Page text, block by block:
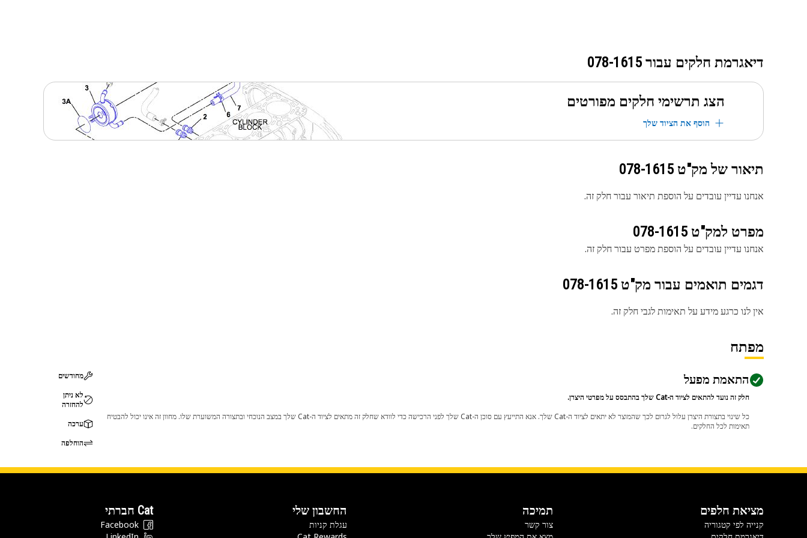
דיאגרמת חלקים עבור 078-1615
הצג תרשימי חלקים מפורטים
הוסף את הציוד שלך
תיאור של מק"ט 078-1615
אנחנו עדיין עובדים על הוספת תיאור עבור חלק זה.
מפרט למק"ט 078-1615
אנחנו עדיין עובדים על הוספת מפרט עבור חלק זה.
דגמים תואמים עבור מק"ט 078-1615
אין לנו כרגע מידע על תאימות לגבי חלק זה.
מפתח
התאמת מפעל
חלק זה נועד להתאים לציוד ה-Cat שלך בהתבסס על מפרטי היצרן.
כל שינוי בתצורת היצרן עלול לגרום לכך שהמוצר לא יתאים לציוד ה-Cat שלך. אנא התייעץ עם סוכן ה-Cat שלך לפני הרכישה כדי לוודא שחלק זה מתאים לציוד ה-Cat שלך במצב הנוכחי ובתצורה המשוערת שלו. מחוון זה אינו יכול להבטיח
תאימות לכל החלקים.
מחודשים
לא ניתן
להחזרה
ערכה
הוחלפה
מציאת חלפים
קנייה לפי קטגוריה
תמיכה
צור קשר
החשבון שלי
עגלת קניות
Cat חברתי
Facebook